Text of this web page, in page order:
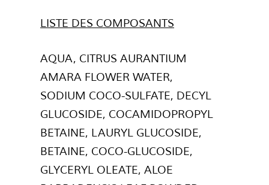
LISTE DES COMPOSANTS
AQUA, CITRUS AURANTIUM
AMARA FLOWER WATER,
SODIUM COCO-SULFATE, DECYL
GLUCOSIDE, COCAMIDOPROPYL
BETAINE, LAURYL GLUCOSIDE,
BETAINE, COCO-GLUCOSIDE,
GLYCERYL OLEATE, ALOE